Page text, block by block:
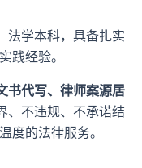
法学本科，具备扎实
践经验。
书代写、律师案源居
、不违规、不承诺结
度的法律服务。